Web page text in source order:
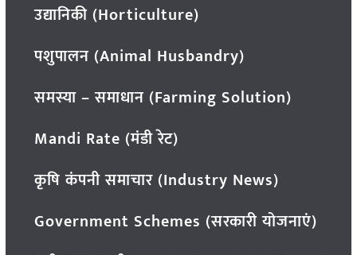
उद्यानिकी (Horticulture)
पशुपालन (Animal Husbandry)
समस्या – समाधान (Farming Solution)
Mandi Rate (मंडी रेट)
कृषि कंपनी समाचार (Industry News)
Government Schemes (सरकारी योजनाएं)